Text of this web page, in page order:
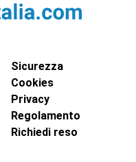
Sicurezza
Cookies
Privacy
Regolamento
Richiedi reso